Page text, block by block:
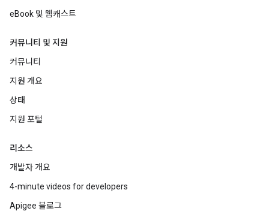
eBook 및 웹캐스트
커뮤니티 및 지원
커뮤니티
지원 개요
상태
지원 포털
리소스
개발자 개요
4-minute videos for developers
Apigee 블로그